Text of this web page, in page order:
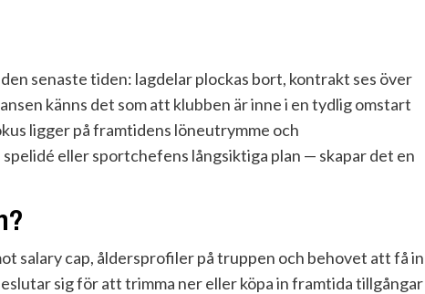
senaste tiden: lagdelar plockas bort, kontrakt ses över
känns det som att klubben är inne i en tydlig omstart
ligger på framtidens löneutrymme och
eller sportchefens långsiktiga plan — skapar det en
salary cap, åldersprofiler på truppen och behovet att få in
sig för att trimma ner eller köpa in framtida tillgångar